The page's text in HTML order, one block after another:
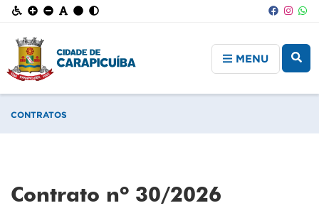
MENU
CONTRATOS
Contrato nº 30/2026